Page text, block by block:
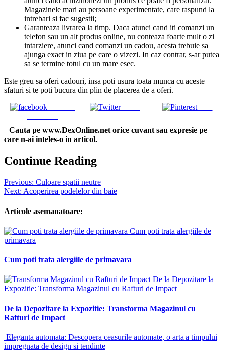
Magazinele mari au persoane experimentate, care raspund la
intrebari si fac sugestii;
Garanteaza livrarea la timp. Daca atunci cand iti comanzi un
telefon sau un alt produs online, nu conteaza foarte mult o zi
intarziere, atunci cand comanzi un cadou, acesta trebuie sa
ajunga exact in ziua pe care o vizezi. In caz contrar, s-ar putea
sa se termine totul cu un mare esec.
Este greu sa oferi cadouri, insa poti usura toata munca cu aceste
sfaturi si te poti bucura din plin de placerea de a oferi.
Tweet Save
Cauta pe www.DexOnline.net orice cuvant sau expresie pe
care n-ai inteles-o in articol.
Continue Reading
Previous: Culoare spatii neutre
Next: Acoperirea podelelor din baie
Articole asemanatoare:
Cum poti trata alergiile de
primavara
Cum poti trata alergiile de primavara
De la Depozitare la
Expozitie: Transforma Magazinul cu Rafturi de Impact
De la Depozitare la Expozitie: Transforma Magazinul cu
Rafturi de Impact
Eleganta automata: Descopera ceasurile automate, o arta a timpului
impregnata de design si tendinte